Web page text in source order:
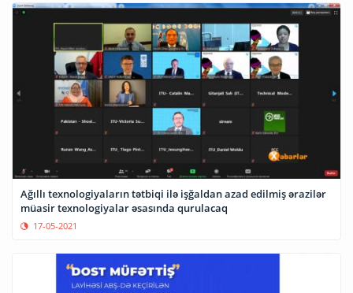
Ağıllı texnologiyaların tətbiqi ilə işğaldan azad edilmiş ərazilər
müasir texnologiyalar əsasında qurulacaq
17-05-2021